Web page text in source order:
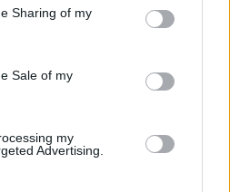
behaviour. You may click to
and its third-party tags to
purposes in below Google
Sharing of my
Sale of my
my
Advertising.
előzéssel győzött először Aprilia-
dobta el.
következő hírek